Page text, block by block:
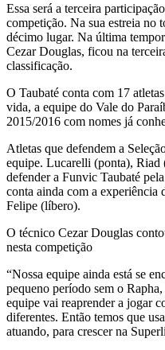
Essa será a terceira
competição. Na sua estreia no
décimo lugar. Na última
Cezar Douglas, ficou na
classificação.
O Taubaté conta com 17
vida, a equipe do Vale do
2015/2016 com nomes já
Atletas que defendem a
equipe. Lucarelli (ponta),
defender a Funvic Taubaté
conta ainda com a experiência
Felipe (líbero).
O técnico Cezar Douglas
nesta competição
“Nossa equipe ainda está se
pequeno período sem o
equipe vai reaprender a jogar
diferentes. Então temos que
atuando, para crescer na